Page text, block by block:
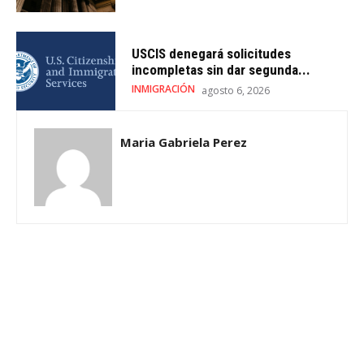
USCIS denegará solicitudes
incompletas sin dar segunda...
INMIGRACIÓN agosto 6, 2026
Maria Gabriela Perez